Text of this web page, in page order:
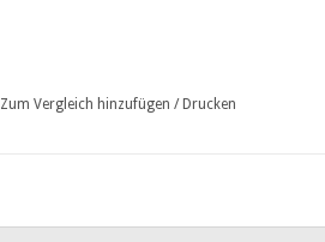
Zum Vergleich hinzufügen / Drucken